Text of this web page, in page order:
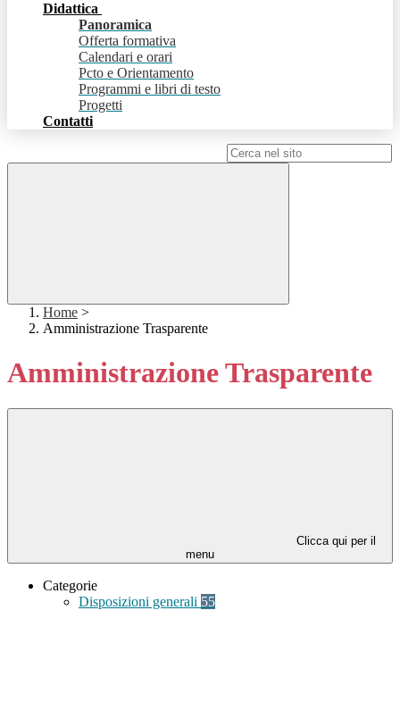
Didattica
Panoramica
Offerta formativa
Calendari e orari
Pcto e Orientamento
Programmi e libri di testo
Progetti
Contatti
Home >
Amministrazione Trasparente
Amministrazione Trasparente
Clicca qui per il
menu
Categorie
Disposizioni generali 55